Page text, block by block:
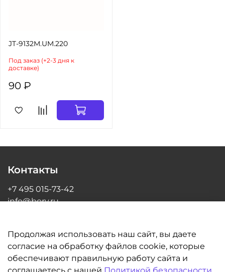
JT-9132M.UM.220
Под заказ (+2-3 дня к
доставке)
90 ₽
Информация
Контакты
+7 495 015-73-42
info@bory.ru
Продолжая использовать наш сайт, вы даете
согласие на обработку файлов cookie, которые
обеспечивают правильную работу сайта и